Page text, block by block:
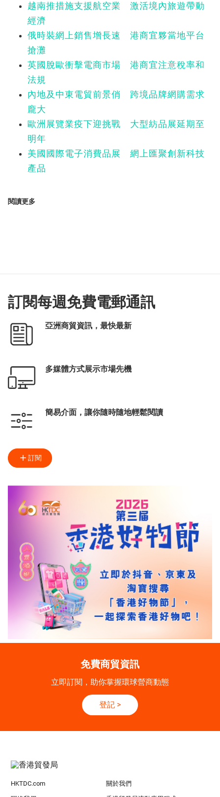
越南推措施支援航空業 激活境內旅遊帶動
經濟
俄時裝網上銷售增長速 港商宜夥當地平台
搶灘
英國脫歐衝擊電商市場 港商宜注意稅率和
法規
內地及中東電貿前景俏 跨境品牌網購需求
龐大
歐洲展覽業疫下迎挑戰 大型紡品展延期至
明年
美國國際電子消費品展 網上匯聚創新科技
產品
閱讀更多
訂閱每週免費電郵通訊
亞洲商貿資訊，最快最新
多媒體方式展示市場先機
簡易介面，讓你隨時隨地輕鬆閱讀
訂閱
免費商貿資訊
立即訂閱，助你掌握環球營商動態
登記 >
HKTDC.com 關於我們